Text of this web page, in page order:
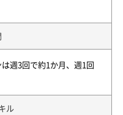
週3回で約1か月、週1回
ル